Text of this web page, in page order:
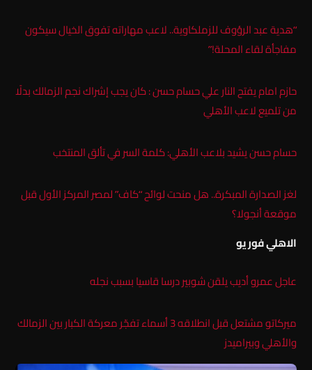
“هدية عبد الرؤوف للزملكاوية.. لاعب مهاراته تفوق الخيال سيكون
مفاجأة لقاء المحلة!”
حازم امام يفتح النار علي حسام حسن : كان يجب إشراك نجم الزمالك بدلًا
من تلميع لاعب الأهلي
حسام حسن يشيد بلاعب الأهلي: كلمة السر في تألق المنتخب
لغز الصدارة المبكرة.. هل منحت لوائح “كاف” لمصر المركز الأول قبل
موقعة أنجولا؟
الاهلي فور يو
عاجل عمرو أديب يلقن شوبير درسا قاسيا بسبب نجله
ميركاتو مشتعل قبل انطلاقه 3 أسماء تفجّر معركة الكبار بين الزمالك
والأهلي وبيراميدز